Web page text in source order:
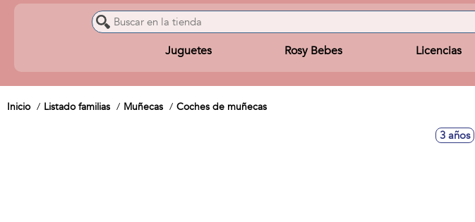
Juguetes Rosy Bebes Licencias
Inicio Listado familias Muñecas Coches de muñecas
3 años